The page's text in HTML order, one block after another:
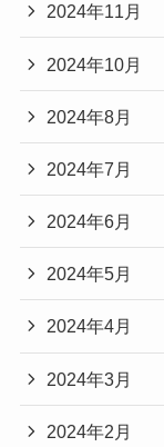
2024年11月
2024年10月
2024年8月
2024年7月
2024年6月
2024年5月
2024年4月
2024年3月
2024年2月